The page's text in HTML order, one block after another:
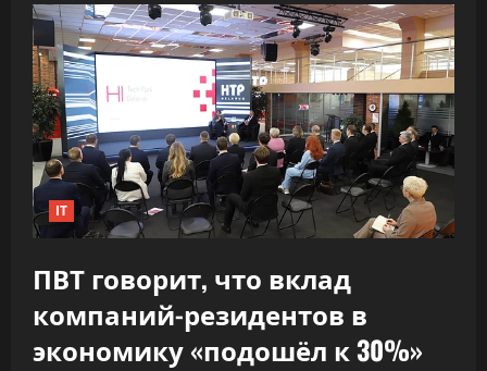
ИИ
почти
удвоил
скорость
разработки
софта,
обрушив
качество
IT
ПВТ говорит, что вклад
компаний-резидентов в
экономику «подошёл к 30%»